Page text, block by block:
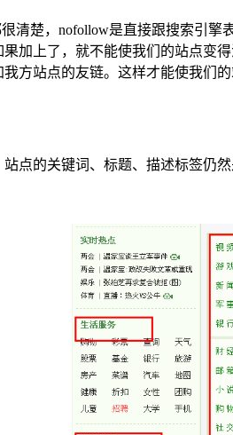
清楚，nofollow是直接跟搜索引
加上了，就不能使我们的站点变
方站点的友链。这样才能使我们
点的关键词、标题、描述标签仍